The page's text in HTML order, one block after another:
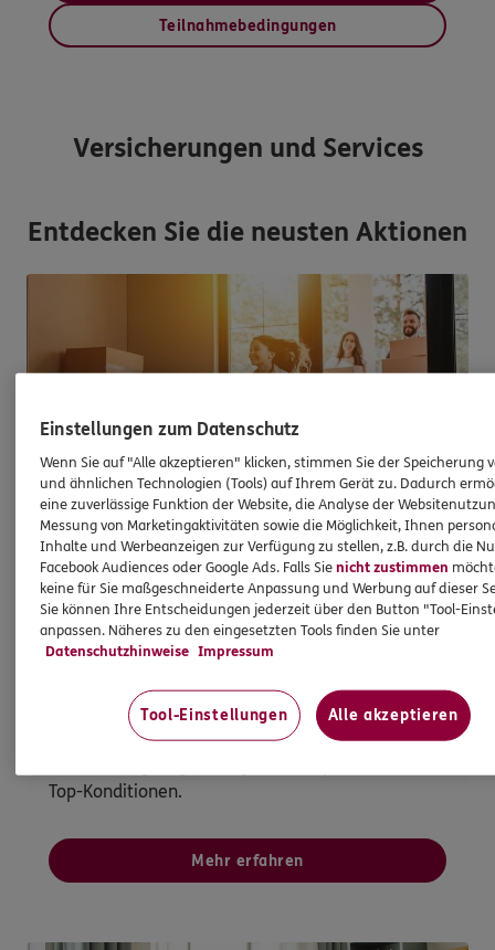
Teilnahmebedingungen
Versicherungen und Services
Entdecken Sie die neusten Aktionen
Immobilienfinanzierung
So werden Wohnträume Wirklichkeit
Ganz egal, ob Sie kaufen, bauen oder
modernisieren möchten - bei uns sind Sie mit
Wüstenrot als starkem Partner gut aufgehoben.
Gemeinsam finden wir das beste
Top-Konditionen.
Mehr erfahren
Einstellungen zum Datenschutz
Wenn Sie auf "Alle akzeptieren" klicken, stimmen Sie der Speicherung
und ähnlichen Technologien (Tools) auf Ihrem Gerät zu. Dadurch
eine zuverlässige Funktion der Website, die Analyse der
Messung von Marketingaktivitäten sowie die Möglichkeit, Ihnen
Inhalte und Werbeanzeigen zur Verfügung zu stellen, z.B. durch die
Facebook Audiences oder Google Ads. Falls Sienicht zustimmen
keine für Sie maßgeschneiderte Anpassung und Werbung auf dieser
Sie können Ihre Entscheidungen jederzeit über den Button "Tool-
anpassen. Näheres zu den eingesetzten Tools finden Sie unter
Datenschutzhinweise Impressum
Tool-Einstellungen Alle akzeptieren